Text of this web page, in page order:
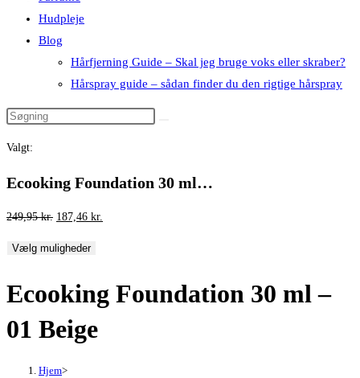
Hudpleje
Blog
Hårfjerning Guide – Skal jeg bruge voks eller skraber?
Hårspray guide – sådan finder du den rigtige hårspray
Valgt:
Ecooking Foundation 30 ml…
249,95kr. Den
pris
249,95 kr..
187,46 kr.
187,46 kr..
Vælg muligheder
Ecooking Foundation 30 ml –
01 Beige
Hjem>